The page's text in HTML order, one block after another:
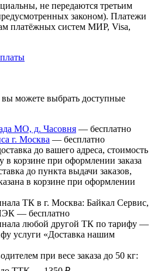
не передаются третьим
законом). Платежи
платёжных систем МИР, Visa,
можете выбрать доступные
МО, д. Часовня — бесплатно
г. Москва — бесплатно
до вашего адреса, стоимость
в корзине при оформлении заказа
до пункта выдачи заказов,
в корзине при оформлении
ТК в г. Москва: Байкал Сервис,
— бесплатно
любой другой ТК по тарифу —
услуги «Доставка нашим
при весе заказа до 50 кг: